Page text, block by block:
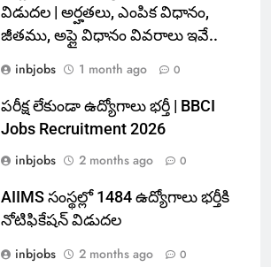
విడుదల | అర్హతలు, ఎంపిక విధానం,
జీతము, అప్లై విధానం వివరాలు ఇవే..
inbjobs
1 month ago 0
పరీక్ష లేకుండా ఉద్యోగాలు భర్తీ | BBCI
Jobs Recruitment 2026
inbjobs
2 months ago 0
AIIMS సంస్థల్లో 1484 ఉద్యోగాలు భర్తీకి
నోటిఫికేషన్ విడుదల
inbjobs
2 months ago 0